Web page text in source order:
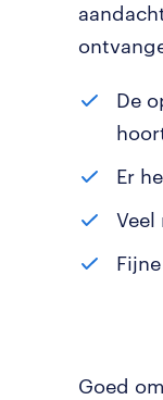
De
Er
Goed